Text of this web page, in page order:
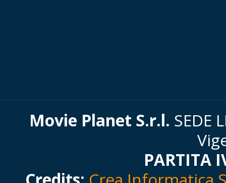
Movie Planet S.r.l. SEDE
PARTITA